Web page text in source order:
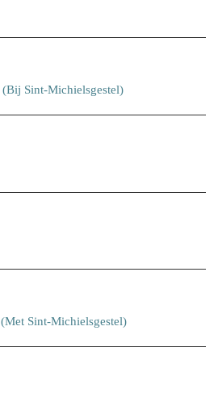
(Bij Sint-Michielsgestel)
(Met Sint-Michielsgestel)